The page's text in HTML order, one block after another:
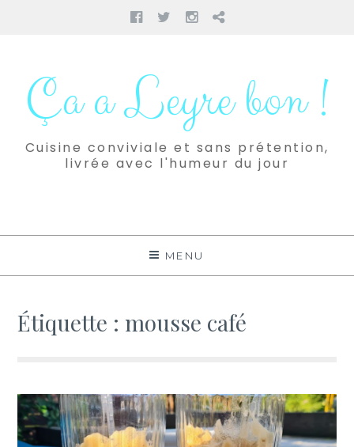
Facebook
TwitterInstagram
Pinterest
contenuÇa a Leyre bon !
Cuisine conviviale et sans prétention,
livrée avec l'humeur du jour
MENU
Étiquette : mousse café